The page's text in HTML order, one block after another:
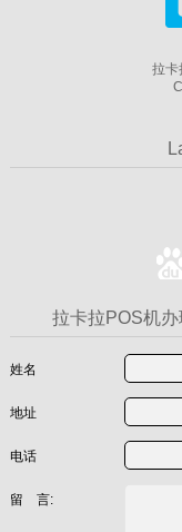
拉卡
拉卡拉POS机
姓名
地址
电话
留 言: